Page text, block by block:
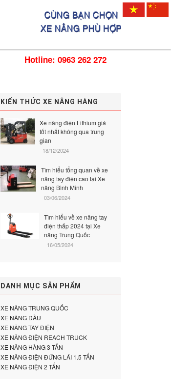
Hotline: 0963 262 272
KIẾN THỨC XE NÂNG HÀNG
Xe nâng điện Lithium giá
tốt nhất không qua trung
gian
18/12/2024
Tìm hiểu tổng quan về xe
nâng tay điện cao tại Xe
nâng Bình Minh
03/06/2024
Tìm hiểu về xe nâng tay
điện thấp 2024 tại Xe
nâng Trung Quốc
16/05/2024
DANH MỤC SẢN PHẨM
XE NÂNG TRUNG QUỐC
XE NÂNG DẦU
XE NÂNG TAY ĐIỆN
XE NÂNG ĐIỆN REACH TRUCK
XE NÂNG HÀNG 3 TẤN
XE NÂNG ĐIỆN ĐỨNG LÁI 1.5 TẤN
XE NÂNG ĐIỆN 2 TẤN